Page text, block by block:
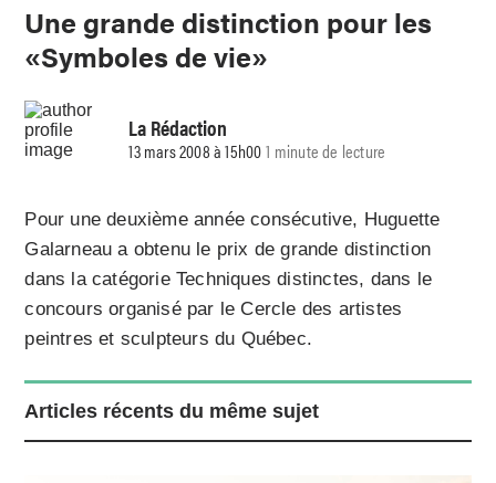
Une grande distinction pour les
«Symboles de vie»
La Rédaction
13 mars 2008 à 15h001 minute de lecture
Pour une deuxième année consécutive, Huguette
Galarneau a obtenu le prix de grande distinction
dans la catégorie Techniques distinctes, dans le
concours organisé par le Cercle des artistes
peintres et sculpteurs du Québec.
Articles récents du même sujet